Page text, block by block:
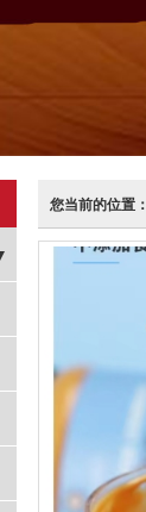
您当前的位置：